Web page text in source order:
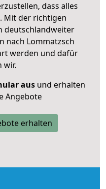
dass alles
Mit der richtigen
deutschlandweiter
nach Lommatzsch
werden und dafür
wir.
ausund erhalten
Angebote
erhalten